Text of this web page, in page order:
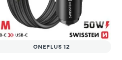
ONEPLUS 12